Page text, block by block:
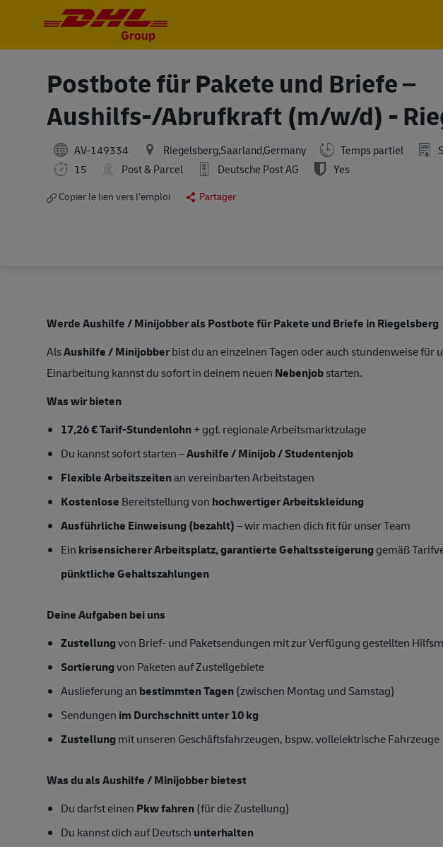
Postbote für Pakete und Briefe –
Aushilfs-/Abrufkraft (m/w/d) -
AV-149334 Riegelsberg,Saarland,Germany Temps partiel
15
Post & Parcel Deutsche Post AG Yes
Copier le lien vers l’emploi
Partager
Werde Aushilfe / Minijobber als Postbote für Pakete und Briefe in Riegelsberg
AlsAushilfe / Minijobberbist du an einzelnen Tagen oder auch stundenweise für
Einarbeitung kannst du sofort in deinem neuen Nebenjobstarten.
Was wir bieten
17,26 € Tarif-Stundenlohn+ ggf. regionale Arbeitsmarktzulage
Du kannst sofort starten –Aushilfe / Minijob / Studentenjob
Flexible Arbeitszeitenan vereinbarten Arbeitstagen
Kostenlose Bereitstellung von hochwertiger Arbeitskleidung
Ausführliche Einweisung (bezahlt)– wir machen dich fit für unser Team
Ein krisensicherer Arbeitsplatz, garantierte Gehaltssteigerung gemäß
pünktliche Gehaltszahlungen
Deine Aufgaben bei uns
Zustellungvon Brief- und Paketsendungen mit zur Verfügung gestellten
Sortierungvon Paketen auf Zustellgebiete
Auslieferung an bestimmten Tagen(zwischen Montag und Samstag)
Sendungen im Durchschnitt unter 10 kg
Zustellung mit unseren Geschäftsfahrzeugen, bspw. vollelektrische Fahrzeuge
Was du als Aushilfe / Minijobber bietest
Du darfst einen Pkw fahren(für die Zustellung)
Du kannst dich auf Deutsch unterhalten